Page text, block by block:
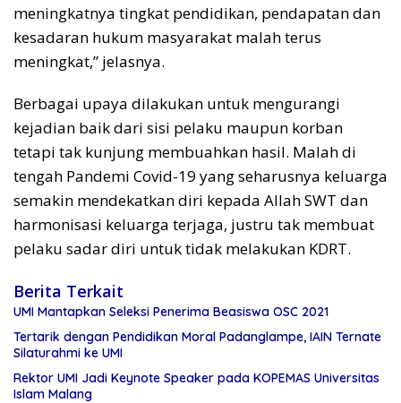
meningkatnya tingkat pendidikan, pendapatan dan
kesadaran hukum masyarakat malah terus
meningkat,” jelasnya.
Berbagai upaya dilakukan untuk mengurangi
kejadian baik dari sisi pelaku maupun korban
tetapi tak kunjung membuahkan hasil. Malah di
tengah Pandemi Covid-19 yang seharusnya keluarga
semakin mendekatkan diri kepada Allah SWT dan
harmonisasi keluarga terjaga, justru tak membuat
pelaku sadar diri untuk tidak melakukan KDRT.
Berita Terkait
UMI Mantapkan Seleksi Penerima Beasiswa OSC 2021
Tertarik dengan Pendidikan Moral Padanglampe, IAIN Ternate
Silaturahmi ke UMI
Rektor UMI Jadi Keynote Speaker pada KOPEMAS Universitas
Islam Malang